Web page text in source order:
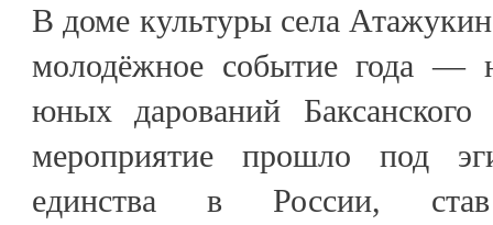
В доме культуры села
молодёжное событие года —
юных дарований
мероприятие прошло под
единства в России,